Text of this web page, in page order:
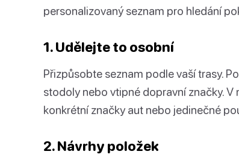
personalizovaný seznam pro hledání
1. Udělejte to osobní
Přizpůsobte seznam podle vaší trasy.
stodoly nebo vtipné dopravní značky.
konkrétní značky aut nebo jedinečné
2. Návrhy položek